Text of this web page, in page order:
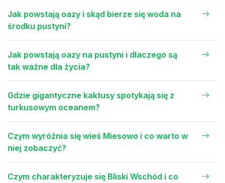
Jak powstają oazy i skąd bierze się woda na
środku pustyni?
Jak powstają oazy na pustyni i dlaczego są
tak ważne dla życia?
Gdzie gigantyczne kaktusy spotykają się z
turkusowym oceanem?
Czym wyróżnia się wieś Miesowo i co warto w
niej zobaczyć?
Czym charakteryzuje się Bliski Wschód i co